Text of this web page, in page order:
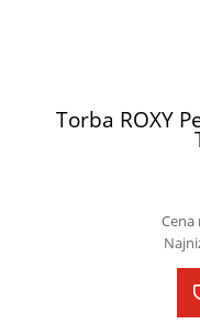
Torba ROXY
Cena